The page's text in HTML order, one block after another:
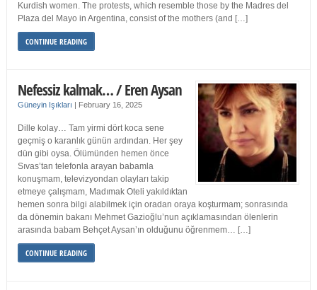
Kurdish women. The protests, which resemble those by the Madres del
Plaza del Mayo in Argentina, consist of the mothers (and […]
CONTINUE READING
Nefessiz kalmak… / Eren Aysan
Güneyin Işıkları | February 16, 2025
Dille kolay… Tam yirmi dört koca sene
geçmiş o karanlık günün ardından. Her şey
dün gibi oysa. Ölümünden hemen önce
Sıvas’tan telefonla arayan babamla
konuşmam, televizyondan olayları takip
etmeye çalışmam, Madımak Oteli yakıldıktan
hemen sonra bilgi alabilmek için oradan oraya koşturmam; sonrasında
da dönemin bakanı Mehmet Gazioğlu’nun açıklamasından ölenlerin
arasında babam Behçet Aysan’ın olduğunu öğrenmem… […]
CONTINUE READING